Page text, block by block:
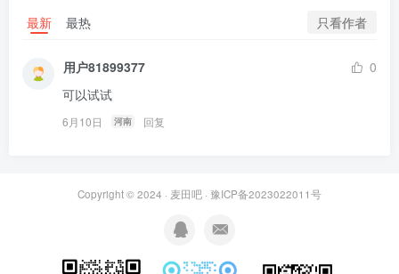
最新 最热 只看作者
用户81899377
0
可以试试
6月10日 河南 回复
Copyright © 2024 · 麦田吧 · 豫ICP备2023022011号